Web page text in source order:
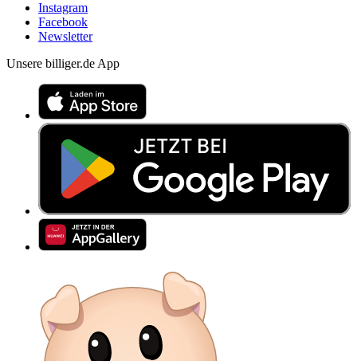
Instagram
Facebook
Newsletter
Unsere billiger.de App